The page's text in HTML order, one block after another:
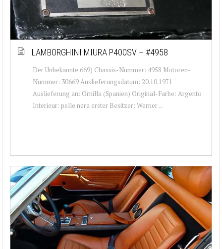
LAMBORGHINI MIURA P400SV – #4958
Der Unbekannte 669) Chassis-Nummer: 4958 Motoren-
Nummer: 30669 Auslieferungsdatum: 20.10.1971
Auslieferung an: Ornilla (Spanien) Original-Farbe: Argento
Interieur: pelle nera erster Besitzer: Werner ...